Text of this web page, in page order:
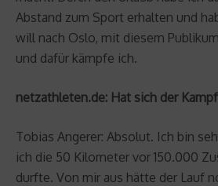
Abstand zum Sport erhalten und
will nach Oslo, mit diesem
und dafür kämpfe ich.
netzathleten.de: Hat sich der
Tobias Angerer: Absolut. Ich bin
ich die 50 Kilometer vor 150.000
durfte. Von mir aus hätte der Lauf